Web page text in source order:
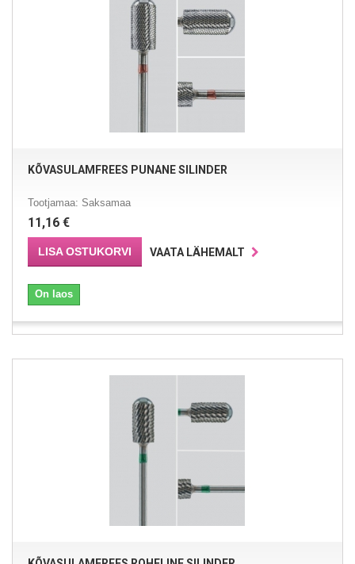
KÕVASULAMFREES PUNANE SILINDER
Tootjamaa: Saksamaa
11,16 €
LISA OSTUKORVI VAATA LÄHEMALT
On laos